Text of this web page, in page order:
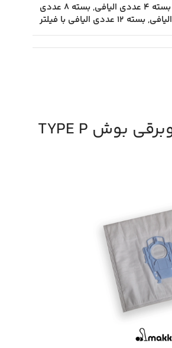
کیسه جاروبرقی بوش TYPE P
بسته 4 عددی الیافی, بسته 8 عددی
الیافی, بسته 12 عددی الیافی با فیلتر